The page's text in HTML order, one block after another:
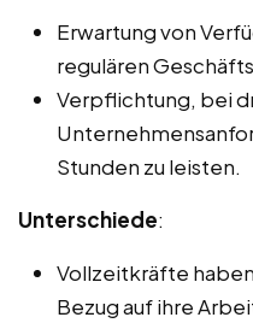
Erwartung von
regulären
Verpflichtung, bei
Stunden zu leisten.
Unterschiede:
Vollzeitkräfte
Bezug auf ihre